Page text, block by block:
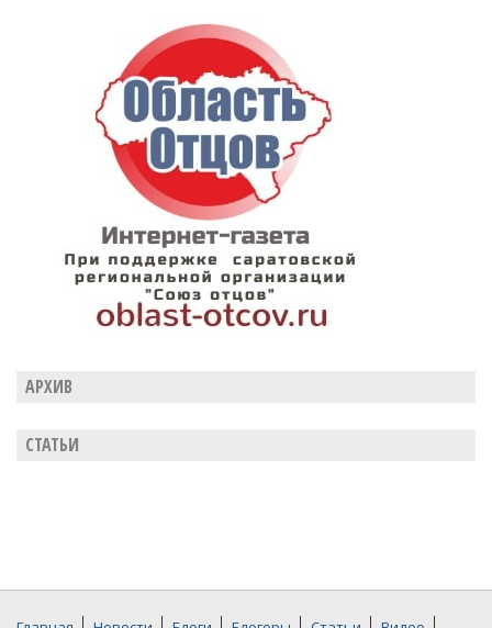
АРХИВ
СТАТЬИ